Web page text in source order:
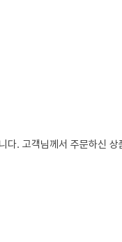
다. 고객님께서 주문하신 상